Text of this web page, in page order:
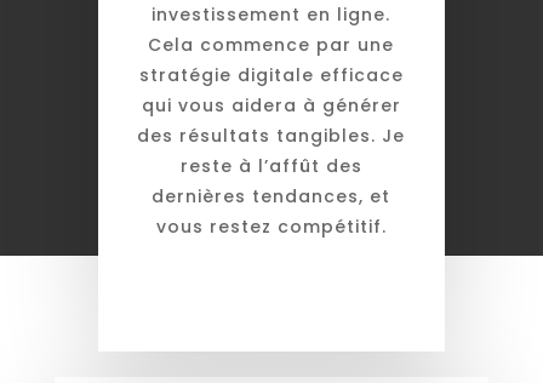
investissement en ligne.
Cela commence par une
stratégie digitale efficace
qui vous aidera à générer
des résultats tangibles. Je
reste à l’affût des
dernières tendances, et
vous restez compétitif.